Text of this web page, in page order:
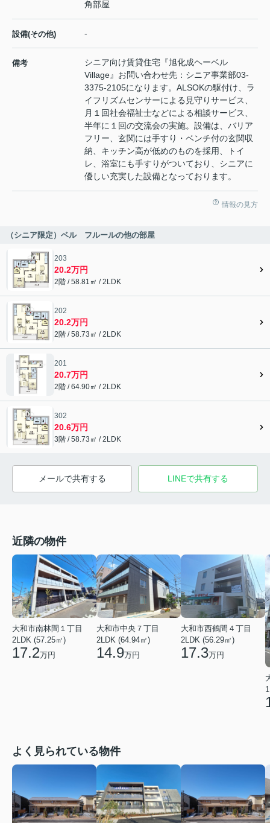
角部屋
設備(その他) -
備考
シニア向け賃貸住宅『旭化成ヘーベル
Village』お問い合わせ先：シニア事業部03-
3375-2105になります。ALSOKの駆付け、ラ
イフリズムセンサーによる見守りサービス、
月１回社会福祉士などによる相談サービス、
半年に１回の交流会の実施。設備は、バリア
フリー、玄関には手すり・ベンチ付の玄関収
納、キッチン高が低めのものを採用、トイ
レ、浴室にも手すりがついており、シニアに
優しい充実した設備となっております。
情報の見方
（シニア限定）ベル フルールの他の部屋
203
20.2万円
2階 / 58.81㎡ / 2LDK
202
20.2万円
2階 / 58.73㎡ / 2LDK
201
20.7万円
2階 / 64.90㎡ / 2LDK
302
20.6万円
3階 / 58.73㎡ / 2LDK
メールで共有する LINEで共有する
近隣の物件
大和市南林間１丁目
2LDK (57.25㎡)
17.2万円
大和市中央７丁目
2LDK (64.94㎡)
14.9万円
大和市西鶴間４丁目
2LDK (56.29㎡)
17.3万円
よく見られている物件